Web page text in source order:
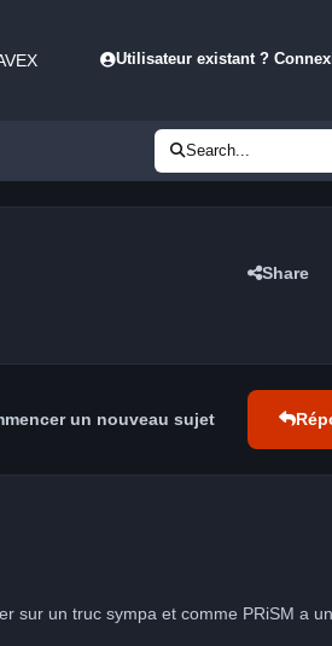
Utilisateur existant ?
Search...
Share
un nouveau sujet
sur un truc sympa et comme PRiSM a